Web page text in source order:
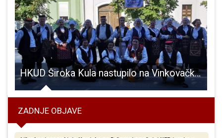
HKUD Široka Kula nastupilo na Vinkovačkim jesenima
ZADNJE OBJAVE